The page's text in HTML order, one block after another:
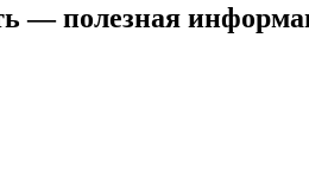
— полезная